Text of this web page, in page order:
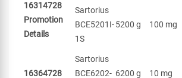
16314728
Promotion
Details
Sartorius
BCE5201I-
1S
5200 g 100 mg
16364728
Sartorius
BCE6202- 6200 g 10 mg